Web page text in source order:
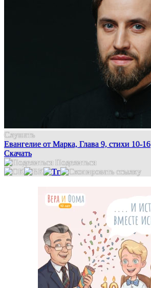
Слушать
Евангелие от Марка, Глава 9, стихи 10-16
Скачать
Поделиться